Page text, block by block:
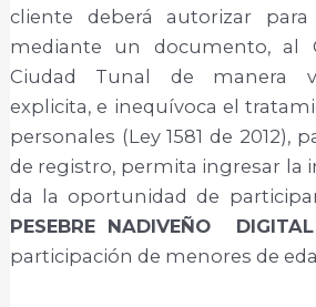
cliente deberá autorizar
mediante un documento, al
Ciudad Tunal de manera
explicita, e inequívoca el
personales (Ley 1581 de 2012),
de registro, permita ingresar la
da la oportunidad de
PESEBRE NADIVEÑO
DIGITAL
participación de menores de